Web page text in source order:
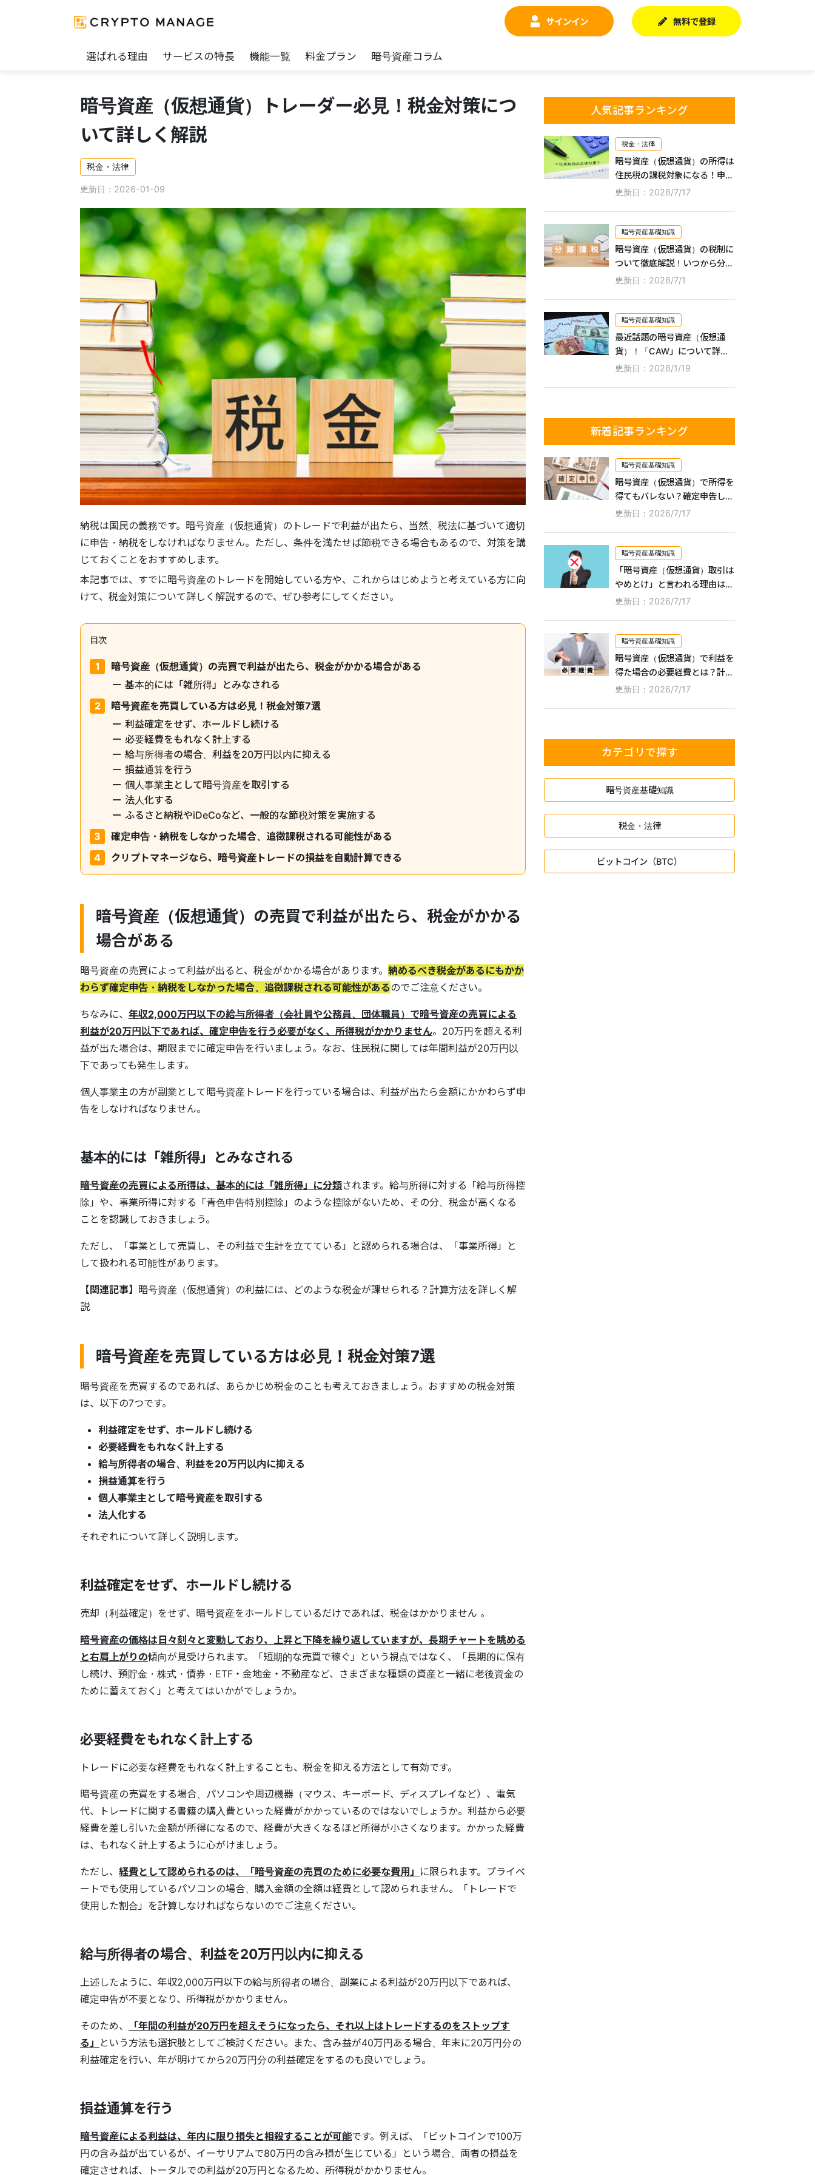
サインイン 無料で登録
選ばれる理由 サービスの特長 機能一覧 料金プラン 暗号資産コラム
暗号資産（仮想通貨）トレーダー必見！税金対策につ
いて詳しく解説
税金・法律
更新日：2026-01-09
納税は国民の義務です。暗号資産（仮想通貨）のトレードで利益が出たら、当然、税法に基づいて適切
に申告・納税をしなければなりません。ただし、条件を満たせば節税できる場合もあるので、対策を講
じておくことをおすすめします。
本記事では、すでに暗号資産のトレードを開始している方や、これからはじめようと考えている方に向
けて、税金対策について詳しく解説するので、ぜひ参考にしてください。
目次
暗号資産（仮想通貨）の売買で利益が出たら、税金がかかる場合がある
基本的には「雑所得」とみなされる
暗号資産を売買している方は必見！税金対策7選
利益確定をせず、ホールドし続ける
必要経費をもれなく計上する
給与所得者の場合、利益を20万円以内に抑える
損益通算を行う
個人事業主として暗号資産を取引する
法人化する
ふるさと納税やiDeCoなど、一般的な節税対策を実施する
確定申告・納税をしなかった場合、追徴課税される可能性がある
クリプトマネージなら、暗号資産トレードの損益を自動計算できる
暗号資産（仮想通貨）の売買で利益が出たら、税金がかかる
場合がある
暗号資産の売買によって利益が出ると、税金がかかる場合があります。 納めるべき税金があるにもかか
わらず確定申告・納税をしなかった場合、追徴課税される可能性があるのでご注意ください。
ちなみに、 年収2,000万円以下の給与所得者（会社員や公務員、団体職員）で暗号資産の売買による
利益が20万円以下であれば、確定申告を行う必要がなく、所得税がかかりません。20万円を超える利
益が出た場合は、期限までに確定申告を行いましょう。なお、住民税に関しては年間利益が20万円以
下であっても発生します。
個人事業主の方が副業として暗号資産トレードを行っている場合は、利益が出たら金額にかかわらず申
告をしなければなりません。
基本的には「雑所得」とみなされる
暗号資産の売買による所得は、基本的には「雑所得」に分類されます。給与所得に対する「給与所得控
除」や、事業所得に対する「青色申告特別控除」のような控除がないため、その分、税金が高くなる
ことを認識しておきましょう。
ただし、「事業として売買し、その利益で生計を立てている」と認められる場合は、「事業所得」と
して扱われる可能性があります。
【関連記事】 暗号資産（仮想通貨）の利益には、どのような税金が課せられる？計算方法を詳しく解
説
暗号資産を売買している方は必見！税金対策7選
暗号資産を売買するのであれば、あらかじめ税金のことも考えておきましょう。おすすめの税金対策
は、以下の7つです。
利益確定をせず、ホールドし続ける
必要経費をもれなく計上する
給与所得者の場合、利益を20万円以内に抑える
損益通算を行う
個人事業主として暗号資産を取引する
法人化する
それぞれについて詳しく説明します。
利益確定をせず、ホールドし続ける
売却（利益確定）をせず、暗号資産をホールドしているだけであれば、税金はかかりません 。
暗号資産の価格は日々刻々と変動しており、上昇と下降を繰り返していますが、長期チャートを眺める
と右肩上がりの傾向が見受けられます。「短期的な売買で稼ぐ」という視点ではなく、「長期的に保有
し続け、預貯金・株式・債券・ETF・金地金・不動産など、さまざまな種類の資産と一緒に老後資金の
ために蓄えておく」と考えてはいかがでしょうか。
必要経費をもれなく計上する
トレードに必要な経費をもれなく計上することも、税金を抑える方法として有効です。
暗号資産の売買をする場合、パソコンや周辺機器（マウス、キーボード、ディスプレイなど）、電気
代、トレードに関する書籍の購入費といった経費がかかっているのではないでしょうか。利益から必要
経費を差し引いた金額が所得になるので、経費が大きくなるほど所得が小さくなります。かかった経費
は、もれなく計上するように心がけましょう。
ただし、 経費として認められるのは、「暗号資産の売買のために必要な費用」 に限られます。プライベ
ートでも使用しているパソコンの場合、購入金額の全額は経費として認められません。「トレードで
使用した割合」を計算しなければならないのでご注意ください。
給与所得者の場合、利益を20万円以内に抑える
上述したように、年収2,000万円以下の給与所得者の場合、副業による利益が20万円以下であれば、
確定申告が不要となり、所得税がかかりません。
そのため、
「年間の利益が20万円を超えそうになったら、それ以上はトレードするのをストップす
る」
という方法も選択肢としてご検討ください。また、含み益が40万円ある場合、年末に20万円分の
利益確定を行い、年が明けてから20万円分の利益確定をするのも良いでしょう。
損益通算を行う
暗号資産による利益は、年内に限り損失と相殺することが可能です。例えば、「ビットコインで100万
円の含み益が出ているが、イーサリアムで80万円の含み損が生じている」という場合、両者の損益を
確定させれば、トータルでの利益が20万円となるため、所得税がかかりません。
人気記事ランキング
税金・法律
暗号資産（仮想通貨）の所得は
住民税の課税対象になる！申告
が必要な方や申告するやり方な
更新日：2026/7/17
暗号資産基礎知識
暗号資産（仮想通貨）の税制に
ついて徹底解説！いつから分離
課税が開始される？
更新日：2026/7/1
暗号資産基礎知識
最近話題の暗号資産（仮想通
貨）！「CAW」について詳し
く解説
更新日：2026/1/19
新着記事ランキング
暗号資産基礎知識
暗号資産（仮想通貨）で所得を
得てもバレない？確定申告しな
かった場合のペナルティなどを
更新日：2026/7/17
暗号資産基礎知識
「暗号資産（仮想通貨）取引は
やめとけ」と言われる理由は？
リスクを低減しながら利益を得
更新日：2026/7/17
暗号資産基礎知識
暗号資産（仮想通貨）で利益を
得た場合の必要経費とは？計上
できる費用や家事按分の方法な
更新日：2026/7/17
カテゴリで探す
暗号資産基礎知識
税金・法律
ビットコイン（BTC）